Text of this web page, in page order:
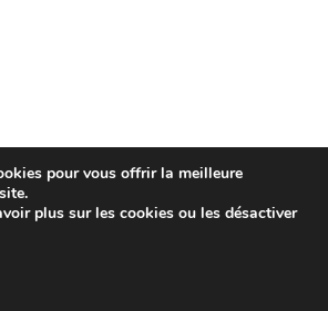
pour vous offrir la meilleure
plus sur les cookies ou les désactiver